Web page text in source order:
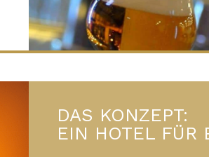
DAS KONZEPT:
EIN HOTEL FÜR